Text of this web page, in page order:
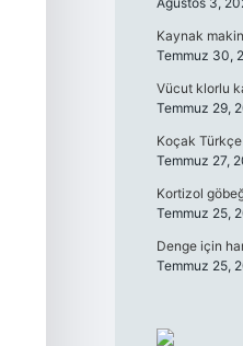
Kaynak
Temmuz 30,
Vücut klorlu
Temmuz 29,
Koçak Türkçe
Temmuz 27,
Kortizol
Temmuz 25,
Denge için
Temmuz 25,